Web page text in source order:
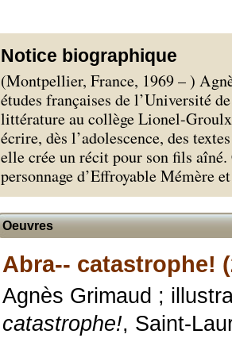
Notice biographique
(Montpellier, France, 1969 – )
études françaises de l’Université
littérature au collège Lionel-
écrire, dès l’adolescence, des
elle crée un récit pour son fils
personnage d’Effroyable Mémère
Oeuvres
Abra-- catastrophe!
Agnès Grimaud ;
catastrophe!, Saint-